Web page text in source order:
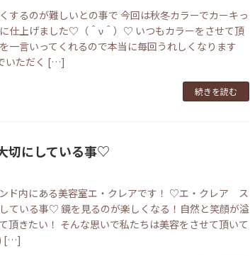
するのが難しいとの事で 今回は秋冬カラーでカーキっ
仕上げました♡（＾ν＾）♡ いつもカラーをさせて頂
一言いってくれるので本当に毎回うれしくなります
いただく […]
続きを読む
切にしている事♡
ド内にある美容室エ・クレアです！ ♡エ・クレア ス
ている事♡ 鏡を見るのが楽しくなる！自然と笑顔が溢
頂きたい！ そんな思いで私たちは美容をさせて頂いて
[…]